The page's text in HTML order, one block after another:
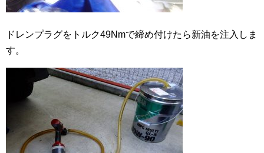
ドレンプラグをトルク49Nmで締め付けたら新油を注入しま
す。